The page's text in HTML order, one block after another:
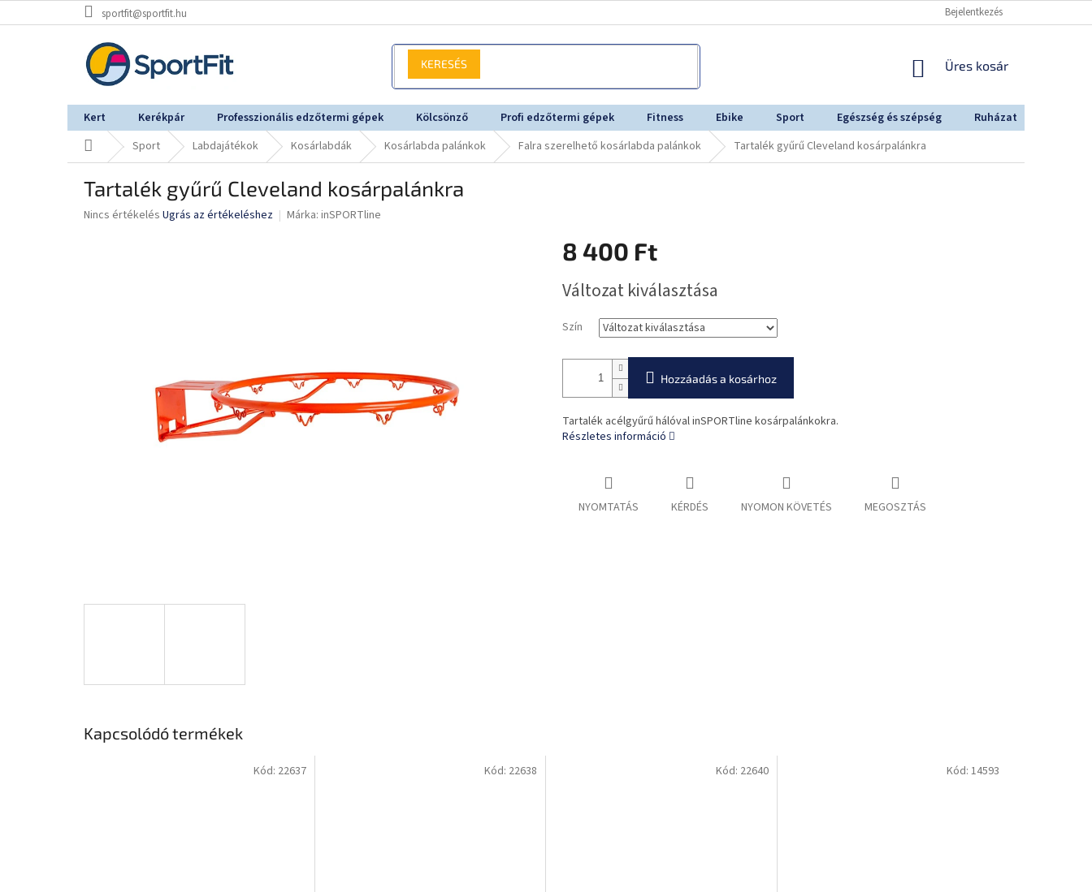
a
sportfit@sportfit.hu Bejelentkezés
KERESÉS KOSÁR
Üres kosár
Kert Kerékpár Professzionális edzőtermi gépek Kölcsönző Profi edzőtermi gépek Fitness Ebike Sport Egészség és szépség Ruházat
KezdőlapSport Labdajátékok Kosárlabdák Kosárlabda palánkok Falra szerelhető kosárlabda palánkok Tartalék gyűrű Cleveland kosárpalánkra
Tartalék gyűrű Cleveland kosárpalánkra
A
Nincs értékelés Ugrás az értékeléshez Márka: inSPORTline
8 400 Ft
Változat kiválasztása
Szín
Hozzáadás a kosárhoz
Tartalék acélgyűrű hálóval inSPORTline kosárpalánkokra.
Részletes információ
NYOMTATÁS KÉRDÉS NYOMON KÖVETÉS MEGOSZTÁS
Kapcsolódó termékek
Kód: 22637 Kód: 22638 Kód: 22640 Kód: 14593